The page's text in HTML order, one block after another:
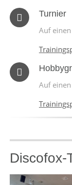
Turnier
Auf
Auf
Discofox-